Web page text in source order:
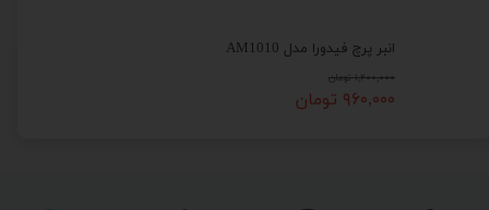
انبر پرچ فیدورا مدل AM1010
۱,۲۰۰,۰۰۰ تومان
۹۶۰,۰۰۰ تومان